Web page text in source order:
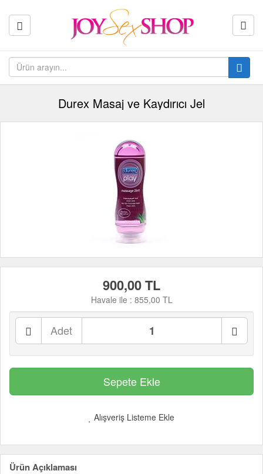
Durex Masaj ve Kaydırıcı Jel
900,00 TL
Havale ile : 855,00 TL
Adet
Alışveriş Listeme Ekle
Ürün Açıklaması